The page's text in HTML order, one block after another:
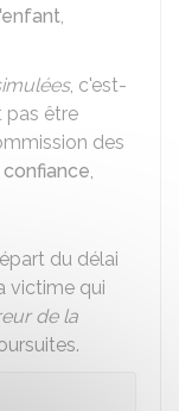
,
, c'est-
pas être
des
,
du délai
victime qui
de la